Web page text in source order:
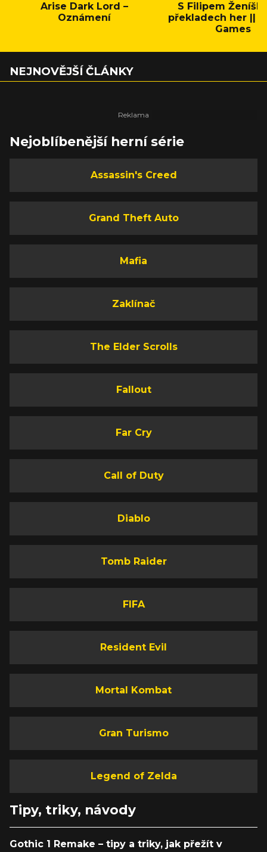
Arise Dark Lord –
Oznámení
S Filipem
překladech her ||
Games
NEJNOVĚJŠÍ ČLÁNKY
Nejoblíbenější herní série
Assassin's Creed
Grand Theft Auto
Mafia
Zaklínač
The Elder Scrolls
Fallout
Far Cry
Call of Duty
Diablo
Tomb Raider
FIFA
Resident Evil
Mortal Kombat
Gran Turismo
Legend of Zelda
Tipy, triky, návody
Gothic 1 Remake – tipy a triky, jak přežít v